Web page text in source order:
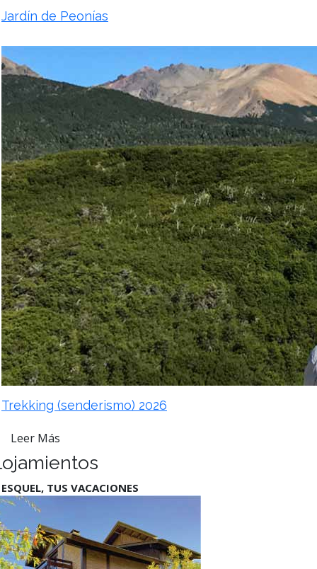
Jardín de Peonías
Trekking (senderismo) 2026
Leer Más
TUS VACACIONES